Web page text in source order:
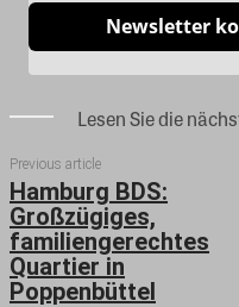
Newsletter
Lesen Sie die
Previous article
Hamburg BDS:
Großzügiges,
familiengerechtes
Quartier in
Poppenbüttel